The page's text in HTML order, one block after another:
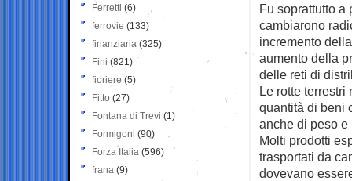
Fu soprattutto a
cambiarono
incremento
aumento della
delle reti di
Le rotte
quantità di beni
anche di peso
Molti prodotti
trasportati da
dovevano
Ferretti (6)
ferrovie (133)
finanziaria (325)
Fini (821)
fioriere (5)
Fitto (27)
Fontana di Trevi (1)
Formigoni (90)
Forza Italia (596)
frana (9)